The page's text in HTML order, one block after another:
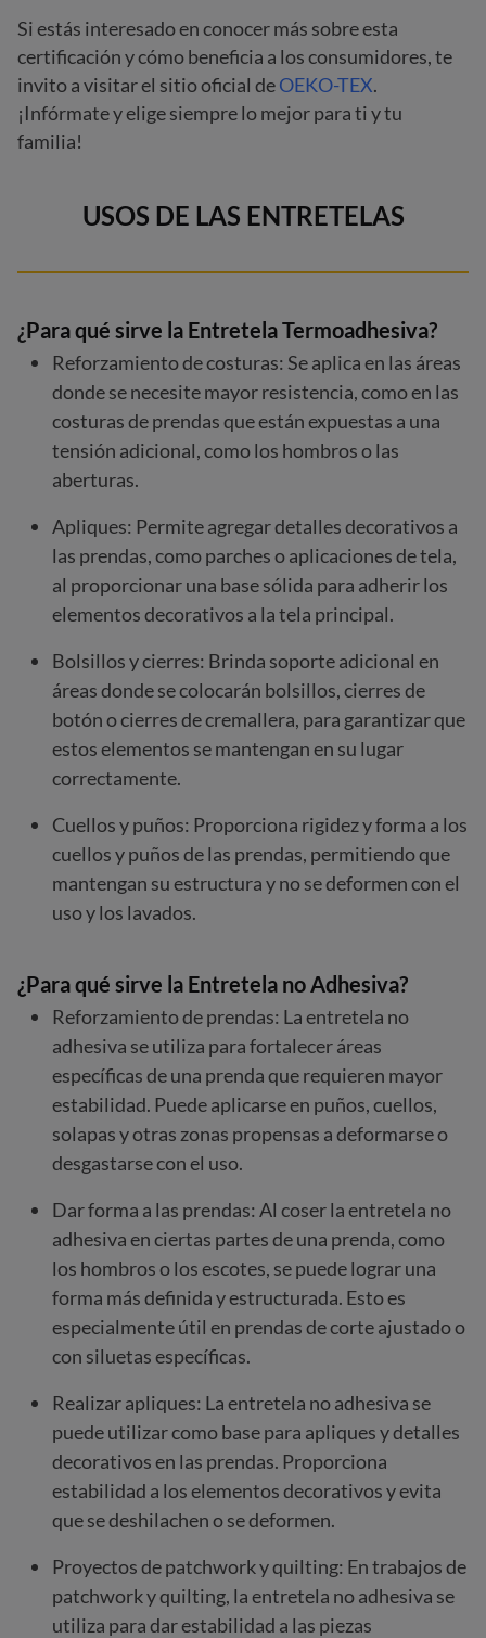
Si estás interesado en conocer más sobre esta
certificación y cómo beneficia a los consumidores, te
invito a visitar el sitio oficial deOEKO-TEX.
¡Infórmate y elige siempre lo mejor para ti y tu
familia!
USOS DE LAS ENTRETELAS
¿Para qué sirve la Entretela Termoadhesiva?
Reforzamiento de costuras: Se aplica en las áreas
donde se necesite mayor resistencia, como en las
costuras de prendas que están expuestas a una
tensión adicional, como los hombros o las
aberturas.
Apliques: Permite agregar detalles decorativos a
las prendas, como parches o aplicaciones de tela,
al proporcionar una base sólida para adherir los
elementos decorativos a la tela principal.
Bolsillos y cierres: Brinda soporte adicional en
áreas donde se colocarán bolsillos, cierres de
botón o cierres de cremallera, para garantizar que
estos elementos se mantengan en su lugar
correctamente.
Cuellos y puños: Proporciona rigidez y forma a los
cuellos y puños de las prendas, permitiendo que
mantengan su estructura y no se deformen con el
uso y los lavados.
¿Para qué sirve la Entretela no Adhesiva?
Reforzamiento de prendas: La entretela no
adhesiva se utiliza para fortalecer áreas
específicas de una prenda que requieren mayor
estabilidad. Puede aplicarse en puños, cuellos,
solapas y otras zonas propensas a deformarse o
desgastarse con el uso.
Dar forma a las prendas: Al coser la entretela no
adhesiva en ciertas partes de una prenda, como
los hombros o los escotes, se puede lograr una
forma más definida y estructurada. Esto es
especialmente útil en prendas de corte ajustado o
con siluetas específicas.
Realizar apliques: La entretela no adhesiva se
puede utilizar como base para apliques y detalles
decorativos en las prendas. Proporciona
estabilidad a los elementos decorativos y evita
que se deshilachen o se deformen.
Proyectos de patchwork y quilting: En trabajos de
patchwork y quilting, la entretela no adhesiva se
utiliza para dar estabilidad a las piezas